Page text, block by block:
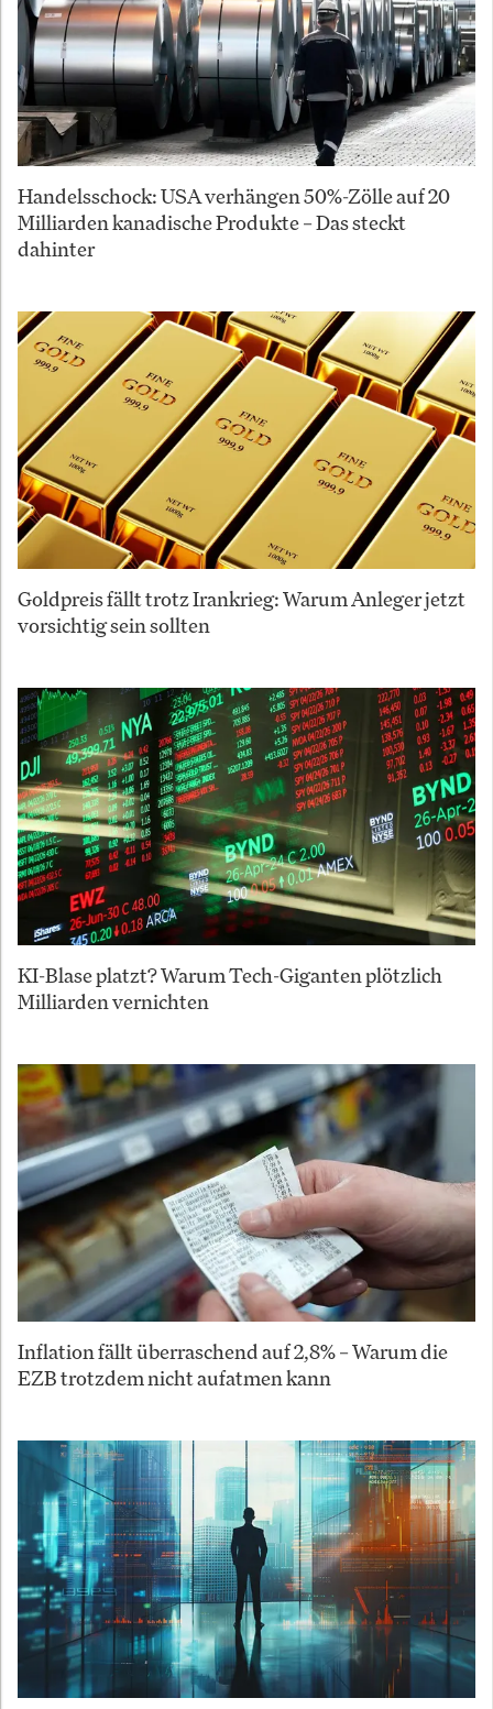
Handelsschock: USA verhängen 50%-Zölle auf 20
Milliarden kanadische Produkte – Das steckt
dahinter
Goldpreis fällt trotz Irankrieg: Warum Anleger jetzt
vorsichtig sein sollten
KI-Blase platzt? Warum Tech-Giganten plötzlich
Milliarden vernichten
Inflation fällt überraschend auf 2,8% – Warum die
EZB trotzdem nicht aufatmen kann